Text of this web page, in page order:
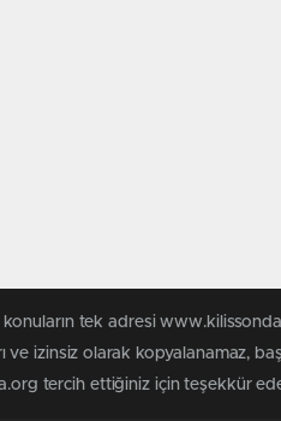
konuların tek adresi
ve izinsiz olarak kopyalanamaz,
tercih ettiğiniz için teşekkür